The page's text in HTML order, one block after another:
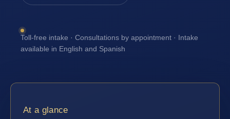
Toll-free intake · Consultations by appointment · Intake
available in English and Spanish
At a glance